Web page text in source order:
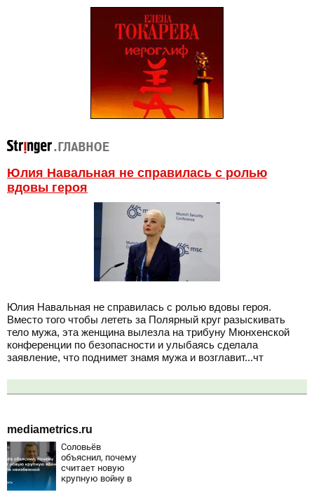
Юлия Навальная не справилась с ролью
вдовы героя
Юлия Навальная не справилась с ролью вдовы героя.
Вместо того чтобы лететь за Полярный круг разыскивать
тело мужа, эта женщина вылезла на трибуну Мюнхенской
конференции по безопасности и улыбаясь сделала
заявление, что поднимет знамя мужа и возглавит...чт
mediametrics.ru
Соловьёв
объяснил, почему
считает новую
крупную войну в